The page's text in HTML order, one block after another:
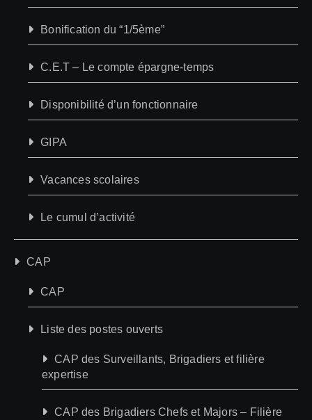
Bonification du “1/5ème”
C.E.T – Le compte épargne-temps
Disponibilité d’un fonctionnaire
GIPA
Vacances scolaires
Le cumul d’activité
CAP
CAP
Liste des postes ouverts
CAP des Surveillants, Brigadiers et filière
expertise
CAP des Brigadiers Chefs et Majors – Filière